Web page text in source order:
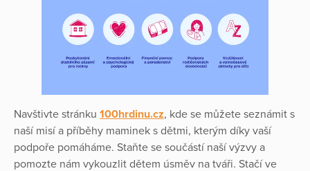
Navštivte stránku 100hrdinu.cz, kde se můžete seznámit s
naší misí a příběhy maminek s dětmi, kterým díky vaší
podpoře pomáháme. Staňte se součástí naší výzvy a
pomozte nám vykouzlit dětem úsměv na tváři. Stačí ve